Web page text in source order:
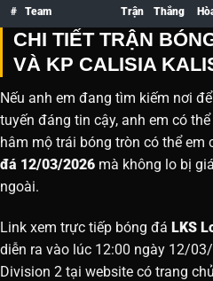
# Team Trận Thắng
CHI TIẾT TRẬN
VÀ KP CALISIA
Nếu anh em đang tìm kiếm nơi
tuyến đáng tin cậy, anh em có
hâm mộ trái bóng tròn có thể em
đá 12/03/2026 mà không lo bị
ngoài.
Link xem trực tiếp bóng đá LKS
diễn ra vào lúc 12:00 ngày 12/
Division 2 tại website có trang